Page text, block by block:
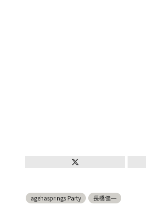
agehasprings Party 長橋健一